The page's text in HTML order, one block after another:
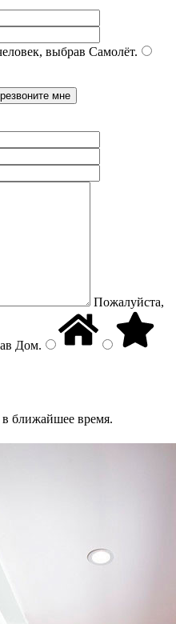
выбрав Самолёт.
Пожалуйста,
Дом.
ближайшее время.